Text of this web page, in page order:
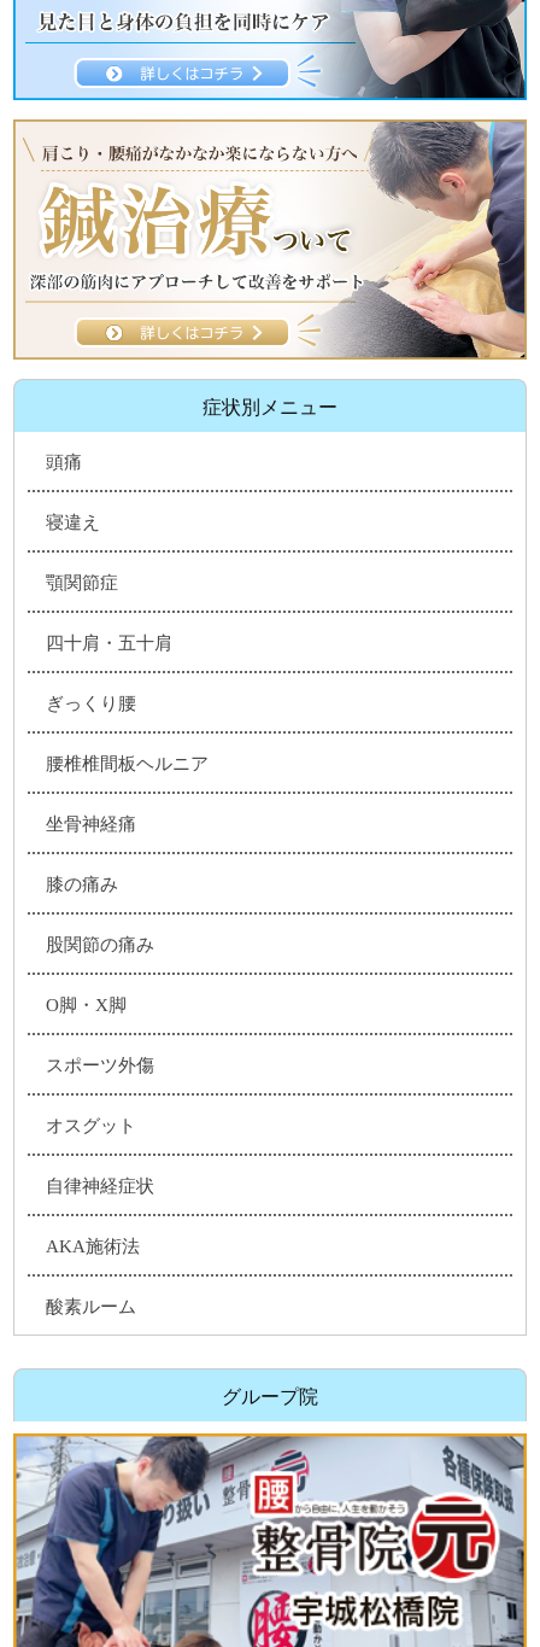
症状別メニュー
頭痛
寝違え
顎関節症
四十肩・五十肩
ぎっくり腰
腰椎椎間板ヘルニア
坐骨神経痛
膝の痛み
股関節の痛み
O脚・X脚
スポーツ外傷
オスグット
自律神経症状
AKA施術法
酸素ルーム
グループ院